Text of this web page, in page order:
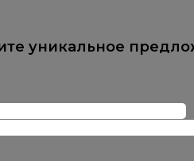
уникальное